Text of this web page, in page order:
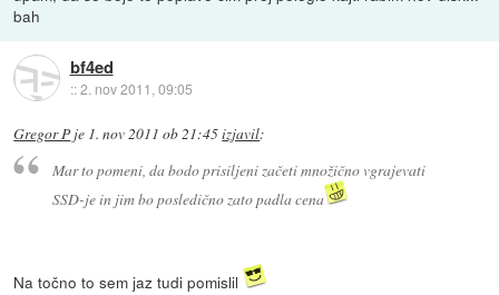
bah
bf4ed
::2. nov 2011, 09:05
Gregor P je 1. nov 2011 ob 21:45izjavil:
Mar to pomeni, da bodo prisiljeni začeti množično vgrajevati
SSD-je in jim bo posledično zato padla cena
Na točno to sem jaz tudi pomislil